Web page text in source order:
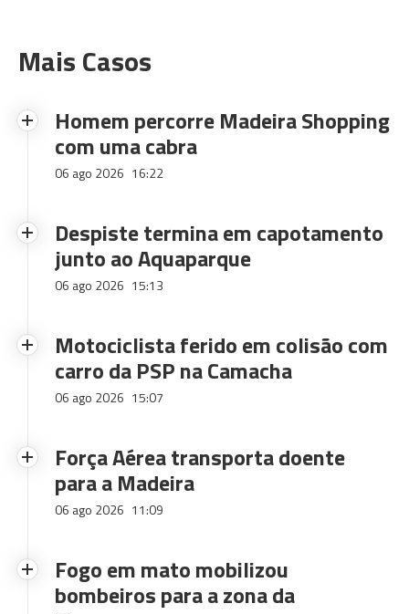
Mais Casos
Homem percorre Madeira Shopping
com uma cabra
06 ago 2026 16:22
Despiste termina em capotamento
junto ao Aquaparque
06 ago 2026 15:13
Motociclista ferido em colisão com
carro da PSP na Camacha
06 ago 2026 15:07
Força Aérea transporta doente
para a Madeira
06 ago 2026 11:09
Fogo em mato mobilizou
bombeiros para a zona da